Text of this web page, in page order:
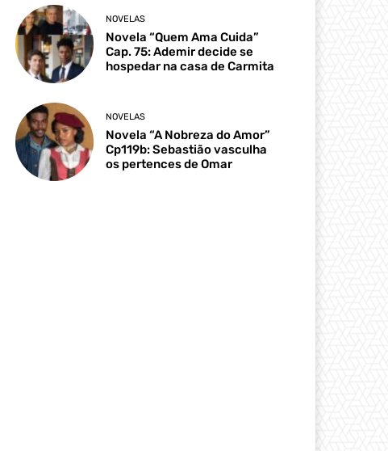
NOVELAS
Novela “Quem Ama Cuida”
Cap. 75: Ademir decide se
hospedar na casa de Carmita
NOVELAS
Novela “A Nobreza do Amor”
Cp119b: Sebastião vasculha
os pertences de Omar